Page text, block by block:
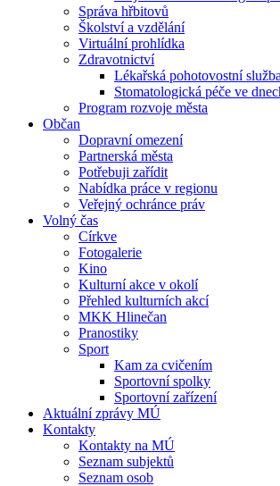
Správa hřbitovů
Školství a vzdělání
Virtuální prohlídka
Zdravotnictví
Lékařská pohotovostní služba
Stomatologická péče ve
Program rozvoje města
Občan
Dopravní omezení
Partnerská města
Potřebuji zařídit
Nabídka práce v regionu
Veřejný ochránce práv
Volný čas
Církve
Fotogalerie
Kino
Kulturní akce v okolí
Přehled kulturních akcí
MKK Hlinečan
Pranostiky
Sport
Kam za cvičením
Sportovní spolky
Sportovní zařízení
Aktuální zprávy MÚ
Kontakty
Kontakty na MÚ
Seznam subjektů
Seznam osob